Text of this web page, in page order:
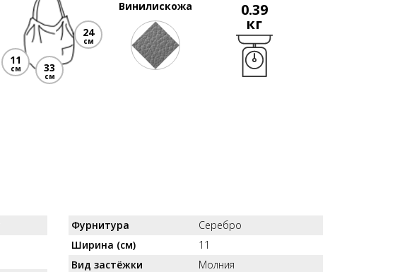
11
см
24
см
33
см
Винилискожа 0.39
кг
Фурнитура
Серебро
Ширина (см)
11
Вид застёжки
Молния